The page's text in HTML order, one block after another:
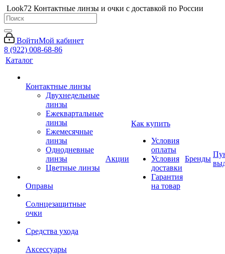
Look72 Контактные линзы и очки с доставкой по России
ВойтиМой кабинет
8 (922) 008-68-86
Каталог
Контактные линзы
Двухнедельные
линзы
Ежеквартальные
линзы
Ежемесячные
линзы
Однодневные
линзы
Цветные линзы
Оправы
Солнцезащитные
очки
Средства ухода
Аксессуары
Акции
Как купить
Условия
оплаты
Условия
доставки
Гарантия
на товар
Бренды